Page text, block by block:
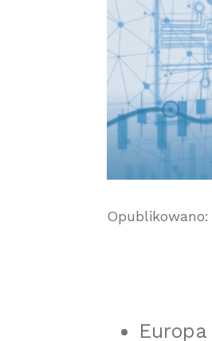
Opublikowano: